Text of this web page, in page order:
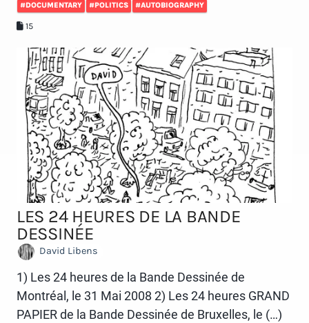
#DOCUMENTARY #POLITICS #AUTOBIOGRAPHY
15
LES 24 HEURES DE LA BANDE
DESSINÉE
David Libens
1) Les 24 heures de la Bande Dessinée de
Montréal, le 31 Mai 2008 2) Les 24 heures GRAND
PAPIER de la Bande Dessinée de Bruxelles, le (…)